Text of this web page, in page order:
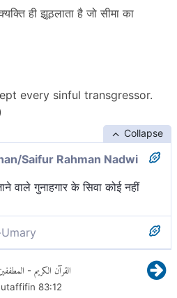
ही झूठलाता है जो सीमा का
every sinful transgressor.
Collapse
Saifur Rahman Nadwi
वाले गुनाहगार के सिवा कोई नहीं
अत्याचारी और पापी है।
القرآن الكريم -
83:12